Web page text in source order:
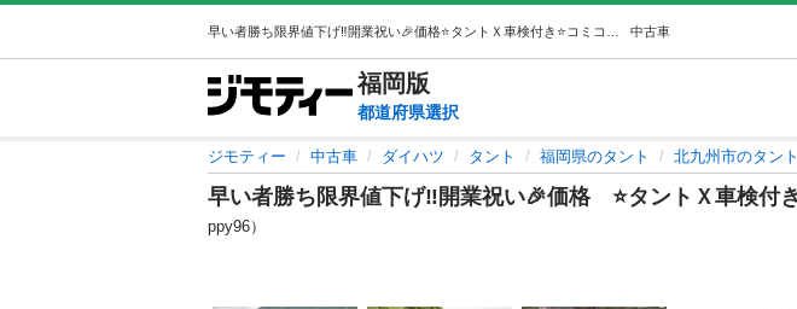
中古車
福岡版
都道府県選択
ジモティー 中古車 ダイハツ タント 福岡県のタント 北九州市のタント
早い者勝ち限界値下げ‼️開業祝い🎉価格 ⭐️タントＸ車検付
ppy96）